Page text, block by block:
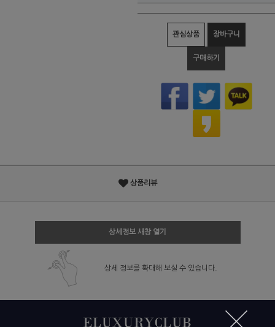
관심상품 장바구니
구매하기
상품리뷰
상세정보 새창 열기
상세 정보를 확대해 보실 수 있습니다.